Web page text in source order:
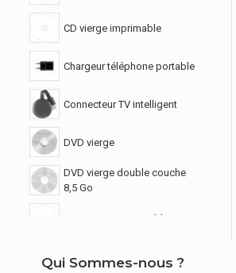
CD vierge imprimable
Chargeur téléphone portable
Connecteur TV intelligent
DVD vierge
DVD vierge double couche
8,5 Go
DVD vierge imprimable
Hub USB & concentrateurs
Qui Sommes-nous ?